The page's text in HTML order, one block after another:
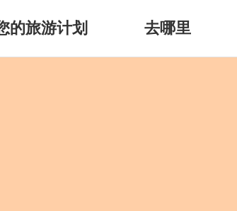
的旅游计划 去哪里